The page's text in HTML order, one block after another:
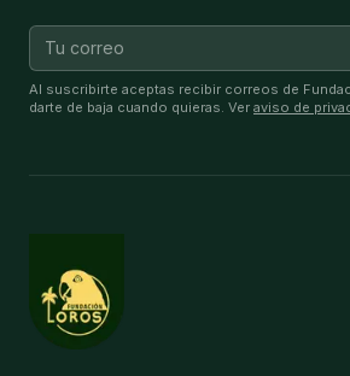
Al suscribirte aceptas recibir correos de
darte de baja cuando quieras. Ver aviso de